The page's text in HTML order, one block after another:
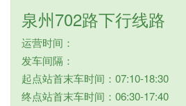
泉州702路下行线路
运营时间：
发车间隔：
起点站首末车时间：07:10-18:30
终点站首末车时间：06:30-17:40